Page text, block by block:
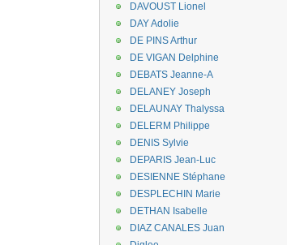
DAVOUST Lionel
DAY Adolie
DE PINS Arthur
DE VIGAN Delphine
DEBATS Jeanne-A
DELANEY Joseph
DELAUNAY Thalyssa
DELERM Philippe
DENIS Sylvie
DEPARIS Jean-Luc
DESIENNE Stéphane
DESPLECHIN Marie
DETHAN Isabelle
DIAZ CANALES Juan